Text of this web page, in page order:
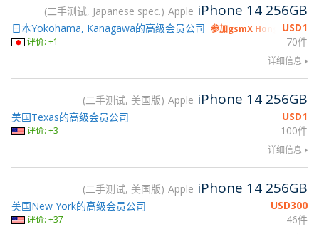
二手测试, Japanese spec. Apple iPhone 14 256GB
USD1
70件
日本Yokohama, Kanagawa的高级会员公司 参加gsmX Hong Kong
评价: +1
详细信息
二手测试, 美国版 Apple iPhone 14 256GB
USD1
100件
美国Texas的高级会员公司
评价: +3
详细信息
二手测试, 美国版 Apple iPhone 14 256GB
USD300
46件
美国New York的高级会员公司
评价: +37